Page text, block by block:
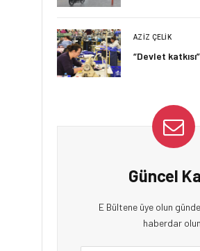
AZIZ ÇELIK
“Devlet
Güncel
E Bültene üye olun
haberdar